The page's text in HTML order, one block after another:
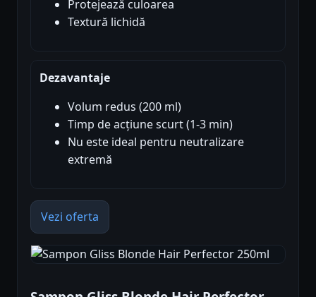
Protejează culoarea
Textură lichidă
Dezavantaje
Volum redus (200 ml)
Timp de acțiune scurt (1-3 min)
Nu este ideal pentru neutralizare
extremă
Vezi oferta